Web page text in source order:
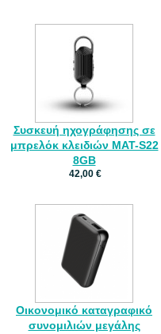
Συσκευή ηχογράφησης σε
μπρελόκ κλειδιών MAT-S22
8GB
42,00 €
Οικονομικό καταγραφικό
συνομιλιών μεγάλης